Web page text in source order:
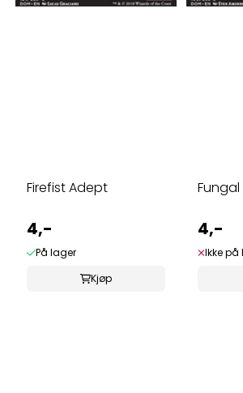
Firefist Adept
4,-
På lager
Kjøp
Fungal
4,-
Ikke på